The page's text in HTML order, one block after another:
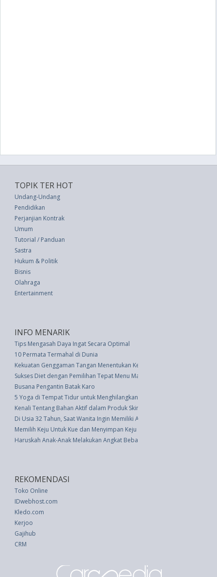
TOPIK TER HOT
Undang-Undang
Pendidikan
Perjanjian Kontrak
Umum
Tutorial / Panduan
Sastra
Hukum & Politik
Bisnis
Olahraga
Entertainment
INFO MENARIK
Tips Mengasah Daya Ingat Secara Optimal
10 Permata Termahal di Dunia
Kekuatan Genggaman Tangan Menentukan Kesuksesan Masa Depan
Sukses Diet dengan Pemilihan Tepat Menu Makan Siang
Busana Pengantin Batak Karo
5 Yoga di Tempat Tidur untuk Menghilangkan Sakit Leher dan Bahu
Kenali Tentang Bahan Aktif dalam Produk Skincare
Di Usia 32 Tahun, Saat Wanita Ingin Memiliki Anak
Memilih Keju Untuk Kue dan Menyimpan Keju yang Terbuka
Haruskah Anak-Anak Melakukan Angkat Beban Saat Latihan?
REKOMENDASI
Toko Online
IDwebhost.com
Kledo.com
Kerjoo
Gajihub
CRM